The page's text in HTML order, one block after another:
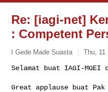
Re: [iagi-net]
: Competent
I Gede Made Suasta Thu, 11
Selamat buat IAGI-MGEI
Great applause buat Pak